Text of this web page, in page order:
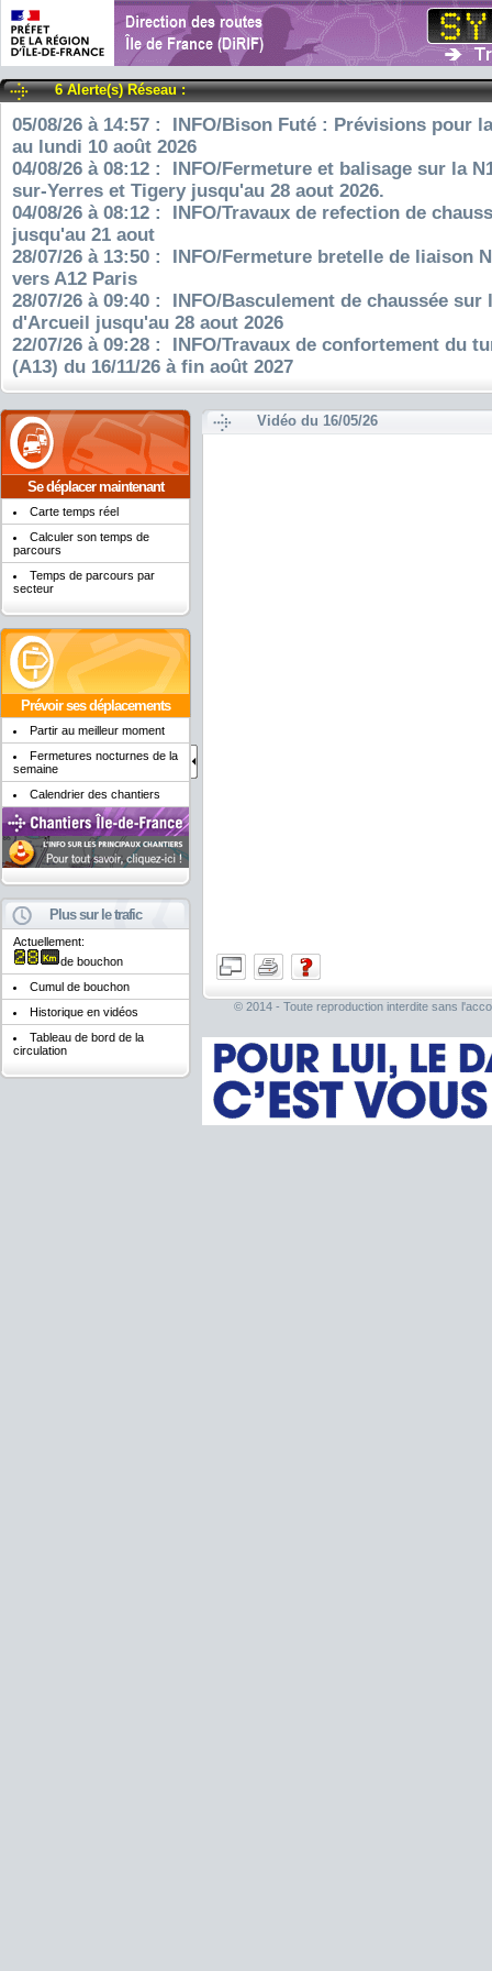
6 Alerte(s) Réseau :
05/08/26 à 14:57 : INFO/Bison Futé : Prévisions pour
au lundi 10 août 2026
04/08/26 à 08:12 : INFO/Fermeture et balisage sur la
sur-Yerres et Tigery jusqu'au 28 aout 2026.
04/08/26 à 08:12 : INFO/Travaux de refection de
jusqu'au 21 aout
28/07/26 à 13:50 : INFO/Fermeture bretelle de liaison
vers A12 Paris
28/07/26 à 09:40 : INFO/Basculement de chaussée sur
d'Arcueil jusqu'au 28 aout 2026
22/07/26 à 09:28 : INFO/Travaux de confortement du
(A13) du 16/11/26 à fin août 2027
Se déplacer maintenant
Carte temps réel
Calculer son temps de
parcours
Temps de parcours par
secteur
Prévoir ses déplacements
Partir au meilleur moment
Fermetures nocturnes de la
semaine
Calendrier des chantiers
Plus sur le trafic
Actuellement:
de bouchon
Cumul de bouchon
Historique en vidéos
Tableau de bord de la
circulation
Vidéo du 16/05/26
© 2014 - Toute reproduction interdite sans